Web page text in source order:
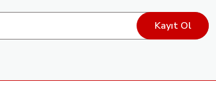
Kayıt Ol